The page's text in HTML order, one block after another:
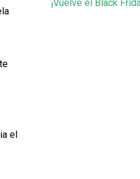
el
¡Vuelve el Black